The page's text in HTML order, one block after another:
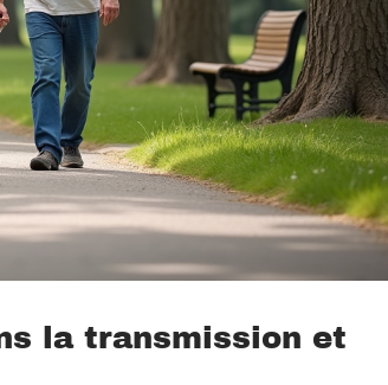
la transmission et